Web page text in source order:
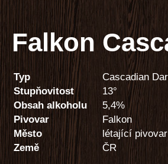
Falkon
Typ
Cascadian
Stupňovitost
13°
Obsah alkoholu
5,4%
Pivovar
Falkon
Město
létající pivovar
Země
ČR